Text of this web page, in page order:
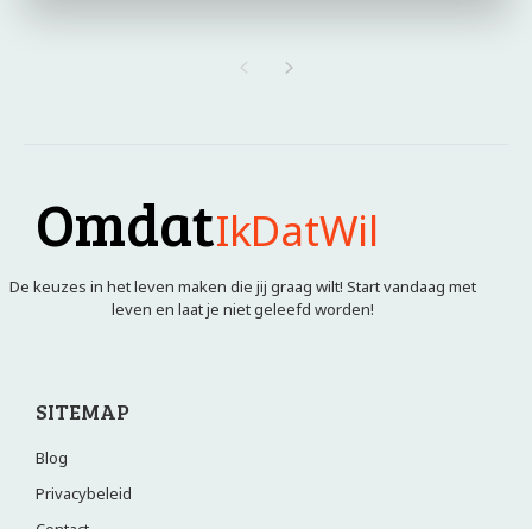
OmdatIkDatWil
De keuzes in het leven maken die jij graag wilt! Start vandaag met
leven en laat je niet geleefd worden!
SITEMAP
Blog
Privacybeleid